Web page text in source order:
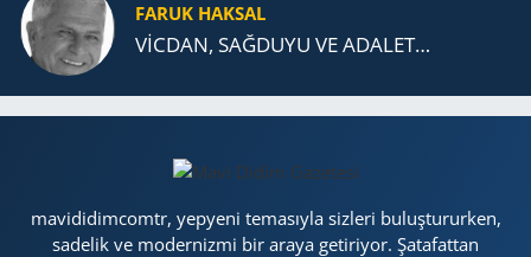
FARUK HAKSAL
VİCDAN, SAĞ­DU­YU VE ADA­LET…
mavididimcomtr, yepyeni temasıyla sizleri buluştururken,
sadelik ve modernizmi bir araya getiriyor. Şatafattan